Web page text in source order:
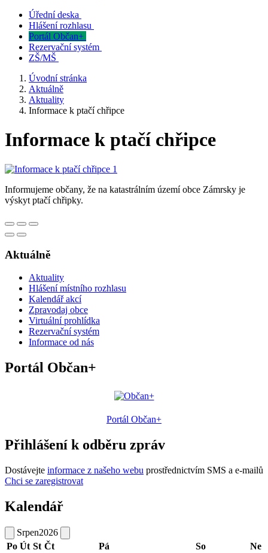
Úřední deska
Hlášení rozhlasu
Portál Občan+
Rezervační systém
ZŠ/MŠ
Úvodní stránka
Aktuálně
Aktuality
Informace k ptačí chřipce
Informace k ptačí chřipce
Informujeme občany, že na katastrálním území obce Zámrsky je
výskyt ptačí chřipky.
Aktuálně
Aktuality
Hlášení místního rozhlasu
Kalendář akcí
Zpravodaj obce
Virtuální prohlídka
Rezervační systém
Informace od nás
Portál Občan+
Portál Občan+
Přihlášení k odběru zpráv
Dostávejte informace z našeho webu prostřednictvím SMS a e-mailů
Chci se zaregistrovat
Kalendář
Srpen2026
Po Út St Čt Pá So Ne